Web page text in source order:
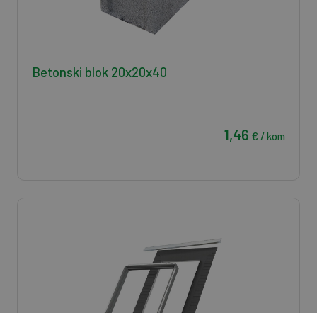
Betonski blok 20x20x40
1,46 € / kom